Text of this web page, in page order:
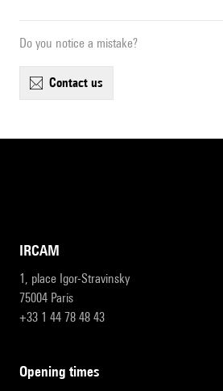
Do you notice a mistake?
contact us
IRCAM
1, place Igor-Stravinsky
75004 Paris
+33 1 44 78 48 43
opening times